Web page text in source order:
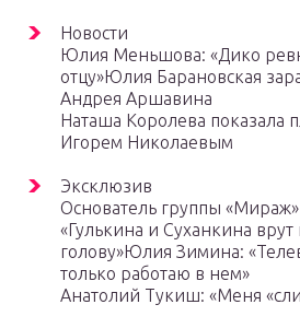
Новости
Юлия Меньшова: «Дико
отцу»Юлия Барановская
Андрея Аршавина
Наташа Королева показала
Игорем Николаевым
Эксклюзив
Основатель группы
«Гулькина и Суханкина врут
голову»Юлия Зимина:
только работаю в нем»
Анатолий Тукиш: «Меня